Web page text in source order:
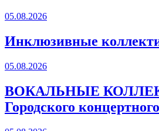
05.08.2026
Инклюзивные
05.08.2026
ВОКАЛЬНЫЕ
Городского